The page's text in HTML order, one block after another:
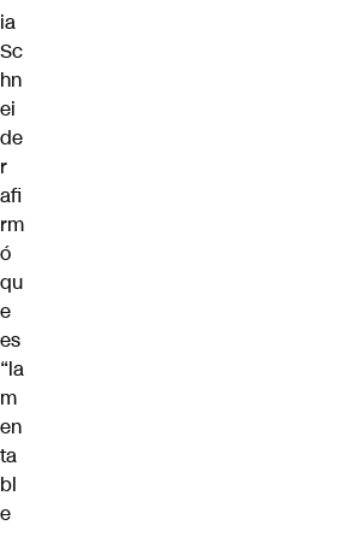
ia
Sc
hn
ei
de
r
afi
rm
ó
qu
e
es
“la
m
en
ta
bl
e